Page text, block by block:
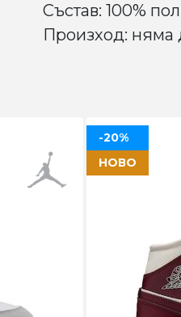
Състав: 100%
Произход: няма
-20%
НОВО